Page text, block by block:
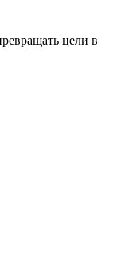
цели в